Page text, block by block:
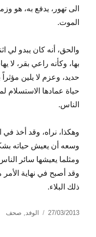
الى تهور، يدفع به، هو
الموت.
والحق، أنه كان يبدو لي
بها، وكأنه راعي بقر،
حديد، وعزم لا يلين
حياة عمادها الاستسلام
الناس.
وهكذا، نراه، وقد أخذ
وسعه أن يعيش حياته
ومثلما يعيشها سائر
وقد أصبح في نهاية
ذلك البلاء.
نُشرت
27/03/2013 التصنيفات
الوفد, صحف